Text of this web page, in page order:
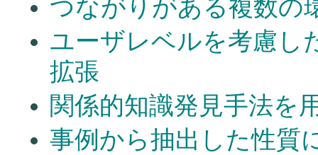
つながりがある複数の
ユーザレベルを考慮し
拡張
関係的知識発見手法を
事例から抽出した性質